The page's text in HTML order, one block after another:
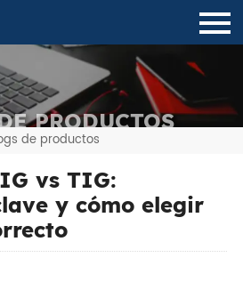
PRODUCTOS
de productos
vs TIG:
y cómo elegir